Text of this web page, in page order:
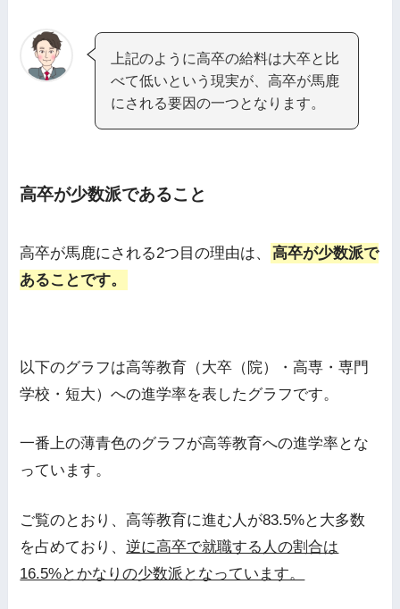
上記のように高卒の給料は大卒と比
べて低いという現実が、高卒が馬鹿
にされる要因の一つとなります。
高卒が少数派であること
高卒が馬鹿にされる2つ目の理由は、
高卒が少数派で
あることです。
以下のグラフは高等教育（大卒（院）・高専・専門
学校・短大）への進学率を表したグラフです。
一番上の薄青色のグラフが高等教育への進学率とな
っています。
ご覧のとおり、高等教育に進む人が83.5%と大多数
を占めており、逆に高卒で就職する人の割合は
16.5%とかなりの少数派となっています。